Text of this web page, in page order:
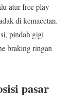
atur free play
di kemacetan.
pindah gigi
braking ringan
pasar